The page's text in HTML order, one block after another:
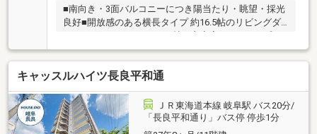
■南向き・3面バルコニーにつき陽当たり・眺望・採光
良好■開放感のある横長タイプ 約16.5帖のリビングダ
広々とした浴室■2ボウルの洗面化粧台■玄関前にポー
チ、トランクルームあり■ペット飼育可能（規約によ
る制限有）
キャッスルハイツ長良平和通
ＪＲ東海道本線 岐阜駅 バス20分/
「長良平和通り」バス停 停歩1分